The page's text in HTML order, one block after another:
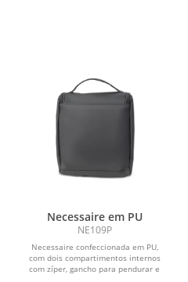
Necessaire em PU
NE109P
Necessaire confeccionada em PU,
com dois compartimentos internos
com zíper, gancho para pendurar e